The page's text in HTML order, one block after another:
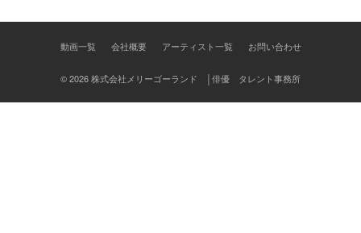
ョ
動画一覧 会社概要 アーティスト一覧 お問い合わせ
© 2026 株式会社メリーゴーランド │俳優 タレント事務所